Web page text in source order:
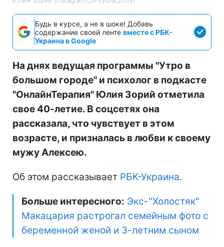
Будь в курсе, а не в шоке! Добавь
содержание своей ленте вместе с РБК-
Украина в Google
На днях ведущая программы "Утро в
большом городе" и психолог в подкасте
"ОнлайнТерапия" Юлия Зорий отметила
свое 40-летие. В соцсетях она
рассказала, что чувствует в этом
возрасте, и призналась в любви к своему
мужу Алексею.
Об этом рассказывает РБК-Украина.
Больше интересного: Экс-"Холостяк"
Макацария растрогал семейным фото с
беременной женой и 3-летним сыном